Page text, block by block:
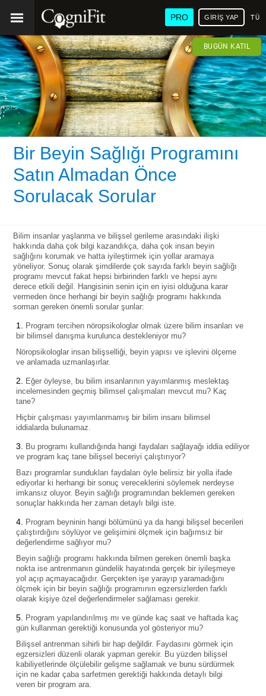
PRO GIRIŞ YAP
BUGÜN KATIL
Bir Beyin Sağlığı Programını
Satın Almadan Önce
Sorulacak Sorular
Bilim insanlar yaşlanma ve bilişsel gerileme arasındaki ilişki
hakkında daha çok bilgi kazandıkça, daha çok insan beyin
sağlığını korumak ve hatta iyileştirmek için yollar aramaya
yöneliyor. Sonuç olarak şimdilerde çok sayıda farklı beyin sağlığı
programı mevcut fakat hepsi birbirinden farklı ve hepsi aynı
derece etkili değil. Hangisinin senin için en iyisi olduğuna karar
vermeden önce herhangi bir beyin sağlığı programı hakkında
sorman gereken önemli sorular şunlar:
Program tercihen nöropsikologlar olmak üzere bilim insanları ve
bir bilimsel danışma kurulunca destekleniyor mu?
Nöropsikologlar insan bilişselliği, beyin yapısı ve işlevini ölçeme
ve anlamada uzmanlaşırlar.
Eğer öyleyse, bu bilim insanlarının yayımlanmış meslektaş
incelemesinden geçmiş bilimsel çalışmaları mevcut mu? Kaç
tane?
Hiçbir çalışması yayımlanmamış bir bilim insanı bilimsel
iddialarda bulunamaz.
Bu programı kullandığında hangi faydaları sağlayağı iddia ediliyor
ve program kaç tane bilişsel beceriyi çalıştırıyor?
Bazı programlar sundukları faydaları öyle belirsiz bir yolla ifade
ediyorlar ki herhangi bir sonuç vereceklerini söylemek nerdeyse
imkansız oluyor. Beyin sağlığı programından beklemen gereken
sonuçlar hakkında her zaman detaylı bilgi iste.
Program beyninin hangi bölümünü ya da hangi bilişsel becerileri
çalıştırdığını söylüyor ve gelişimini ölçmek için bağımsız bir
değerlendirme sağlıyor mu?
Beyin sağlığı programı hakkında bilmen gereken önemli başka
nokta ise antrenmanın gündelik hayatında gerçek bir iyileşmeye
yol açıp açmayacağıdır. Gerçekten işe yarayıp yaramadığını
ölçmek için bir beyin sağlığı programının egzersizlerden farklı
olarak kişiye özel değerlendirmeler sağlaması gerekir.
Program yapılandırılmış mı ve günde kaç saat ve haftada kaç
gün kullanman gerektiği konusunda yol gösteriyor mu?
Bilişsel antrenman sihirli bir hap değildir. Faydasını görmek için
egzersizleri düzenli olarak yapman gerekir. Bu yüzden bilişsel
kabiliyetlerinde ölçülebilir gelişme sağlamak ve bunu sürdürmek
için ne kadar çaba sarfetmen gerektiği hakkında detaylı bilgi
veren bir program ara.